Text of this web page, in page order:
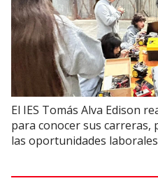
El IES Tomás Alva Edison
para conocer sus carreras,
las oportunidades